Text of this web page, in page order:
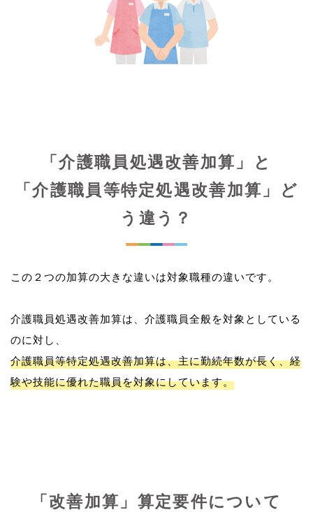
「介護職員処遇改善加算」と
「介護職員等特定処遇改善加算」ど
う違う？
この２つの加算の大きな違いは対象職種の違いです。
介護職員処遇改善加算は、介護職員全般を対象としている
介護職員等特定処遇改善加算は、主に勤続年数が長く、経
験や技能に優れた職員を対象にしています。
「改善加算」算定要件について